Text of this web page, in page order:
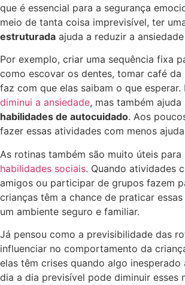
que é essencial para a segurança
meio de tanta coisa imprevisível, ter
estruturada ajuda a reduzir a
Por exemplo, criar uma sequência fixa
como escovar os dentes, tomar café da
faz com que elas saibam o que esperar.
diminui a ansiedade, mas também
habilidades de autocuidado. Aos
fazer essas atividades com menos
As rotinas também são muito úteis para
habilidades sociais. Quando atividades
amigos ou participar de grupos fazem
crianças têm a chance de praticar
um ambiente seguro e familiar.
Já pensou como a previsibilidade das
influenciar no comportamento da
elas têm crises quando algo inesperado
dia a dia previsível pode diminuir esses